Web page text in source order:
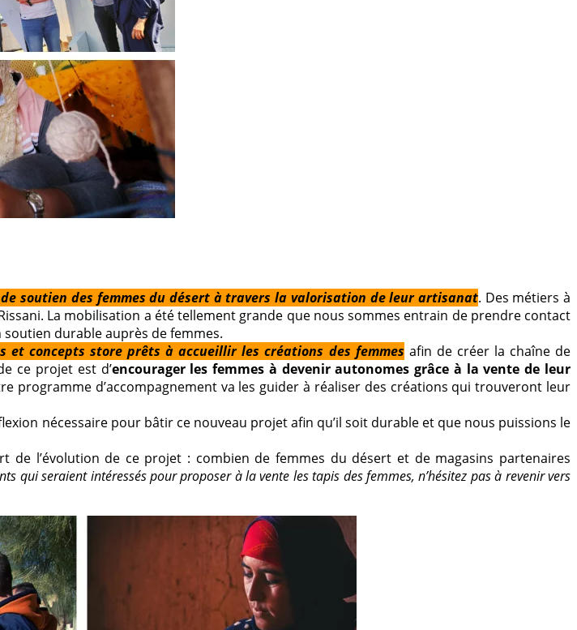
soutien des femmes du désert à travers la valorisation de leur artisanat. Des métiers à
La mobilisation a été tellement grande que nous sommes entrain de prendre contact
durable auprès de femmes.
concepts store prêts à accueillir les créations des femmes afin de créer la chaîne de
ce projet est d’encourager les femmes à devenir autonomes grâce à la vente de leur
programme d’accompagnement va les guider à réaliser des créations qui trouveront leur
nécessaire pour bâtir ce nouveau projet afin qu’il soit durable et que nous puissions le
l’évolution de ce projet : combien de femmes du désert et de magasins partenaires
qui seraient intéressés pour proposer à la vente les tapis des femmes, n’hésitez pas à revenir vers